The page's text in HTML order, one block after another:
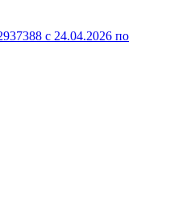
с 24.04.2026 по